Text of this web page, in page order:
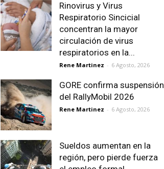
Rinovirus y Virus
Respiratorio Sincicial
concentran la mayor
circulación de virus
respiratorios en la...
Rene Martinez - 6 Agosto, 2026
GORE confirma suspensión
del RallyMobil 2026
Rene Martinez - 6 Agosto, 2026
Sueldos aumentan en la
región, pero pierde fuerza